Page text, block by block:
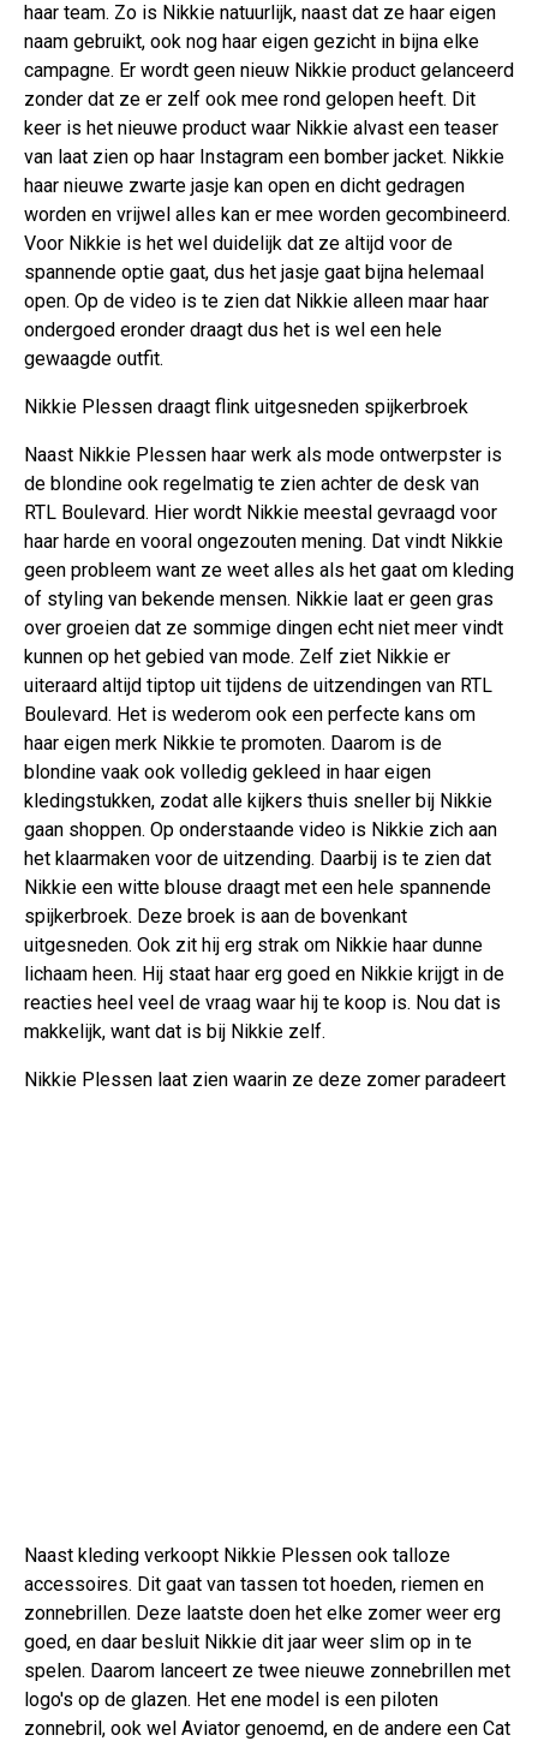
haar team. Zo is Nikkie natuurlijk, naast dat ze haar eigen
naam gebruikt, ook nog haar eigen gezicht in bijna elke
campagne. Er wordt geen nieuw Nikkie product gelanceerd
zonder dat ze er zelf ook mee rond gelopen heeft. Dit
keer is het nieuwe product waar Nikkie alvast een teaser
van laat zien op haar Instagram een bomber jacket. Nikkie
haar nieuwe zwarte jasje kan open en dicht gedragen
worden en vrijwel alles kan er mee worden gecombineerd.
Voor Nikkie is het wel duidelijk dat ze altijd voor de
spannende optie gaat, dus het jasje gaat bijna helemaal
open. Op de video is te zien dat Nikkie alleen maar haar
ondergoed eronder draagt dus het is wel een hele
gewaagde outfit.
Nikkie Plessen draagt flink uitgesneden spijkerbroek
Naast Nikkie Plessen haar werk als mode ontwerpster is
de blondine ook regelmatig te zien achter de desk van
RTL Boulevard. Hier wordt Nikkie meestal gevraagd voor
haar harde en vooral ongezouten mening. Dat vindt Nikkie
geen probleem want ze weet alles als het gaat om kleding
of styling van bekende mensen. Nikkie laat er geen gras
over groeien dat ze sommige dingen echt niet meer vindt
kunnen op het gebied van mode. Zelf ziet Nikkie er
uiteraard altijd tiptop uit tijdens de uitzendingen van RTL
Boulevard. Het is wederom ook een perfecte kans om
haar eigen merk Nikkie te promoten. Daarom is de
blondine vaak ook volledig gekleed in haar eigen
kledingstukken, zodat alle kijkers thuis sneller bij Nikkie
gaan shoppen. Op onderstaande video is Nikkie zich aan
het klaarmaken voor de uitzending. Daarbij is te zien dat
Nikkie een witte blouse draagt met een hele spannende
spijkerbroek. Deze broek is aan de bovenkant
uitgesneden. Ook zit hij erg strak om Nikkie haar dunne
lichaam heen. Hij staat haar erg goed en Nikkie krijgt in de
reacties heel veel de vraag waar hij te koop is. Nou dat is
makkelijk, want dat is bij Nikkie zelf.
Nikkie Plessen laat zien waarin ze deze zomer paradeert
Naast kleding verkoopt Nikkie Plessen ook talloze
accessoires. Dit gaat van tassen tot hoeden, riemen en
zonnebrillen. Deze laatste doen het elke zomer weer erg
goed, en daar besluit Nikkie dit jaar weer slim op in te
spelen. Daarom lanceert ze twee nieuwe zonnebrillen met
logo's op de glazen. Het ene model is een piloten
zonnebril, ook wel Aviator genoemd, en de andere een Cat